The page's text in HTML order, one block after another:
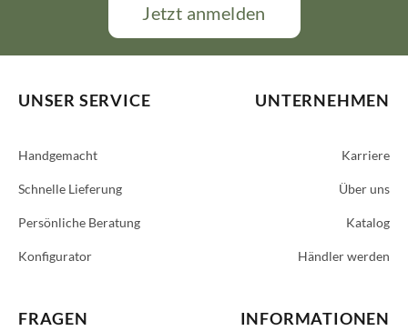
Jetzt anmelden
UNSER SERVICE
Handgemacht
Schnelle Lieferung
Persönliche Beratung
Konfigurator
FRAGEN
UNTERNEHMEN
Karriere
Über uns
Katalog
Händler werden
INFORMATIONEN